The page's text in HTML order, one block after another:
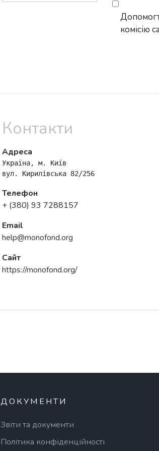
комісію
Контакти
Адреса
Україна, м. Київ
вул. Кирилівська 82/256
Телефон
+ (380) 93 7288157
Email
help@monofond.org
Сайт
https://monofond.org/
ДОКУМЕНТИ
Звіти та документи
Політика конфіденційності